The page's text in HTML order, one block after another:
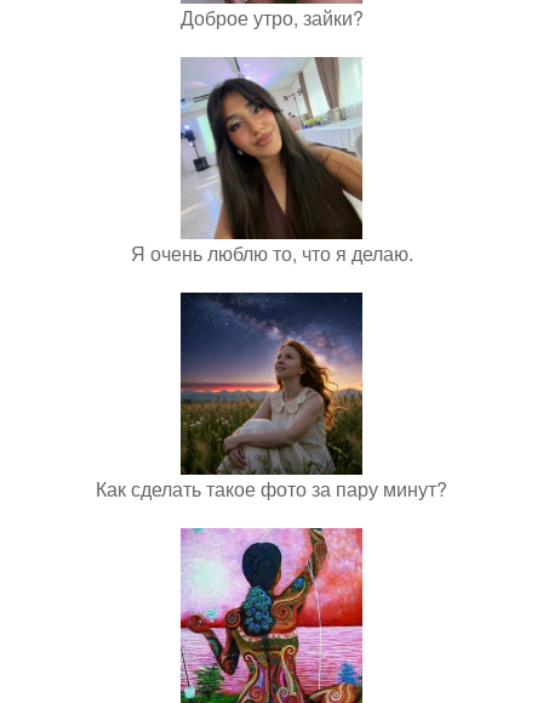
Доброе утро, зайки?
Я очень люблю то, что я делаю.
Как сделать такое фото за пару минут?